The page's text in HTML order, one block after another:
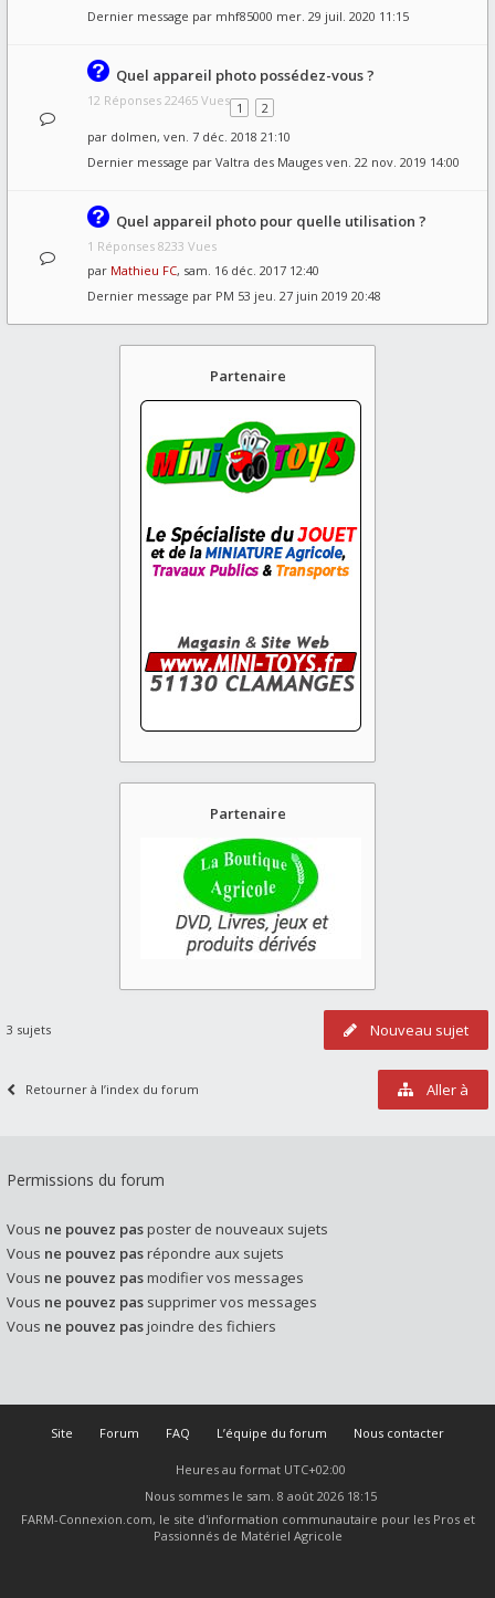
Dernier message par mhf85000 mer. 29 juil. 2020 11:15
Quel appareil photo possédez-vous ?
12 Réponses 22465 Vues 1
2
par dolmen, ven. 7 déc. 2018 21:10
Dernier message par Valtra des Mauges ven. 22 nov. 2019 14:00
Quel appareil photo pour quelle utilisation ?
1 Réponses 8233 Vues
par Mathieu FC, sam. 16 déc. 2017 12:40
Dernier message par PM 53 jeu. 27 juin 2019 20:48
Partenaire
Partenaire
Nouveau sujet
3 sujets
Retourner à l’index du forum Aller à
Permissions du forum
Vous ne pouvez pasposter de nouveaux sujets
Vous ne pouvez pasrépondre aux sujets
Vous ne pouvez pasmodifier vos messages
Vous ne pouvez pas supprimer vos messages
Vous ne pouvez pasjoindre des fichiers
Site Forum FAQ L’équipe du forum Nous contacter
Heures au format UTC+02:00
Nous sommes le sam. 8 août 2026 18:15
FARM-Connexion.com, le site d'information communautaire pour les Pros et
Passionnés de Matériel Agricole